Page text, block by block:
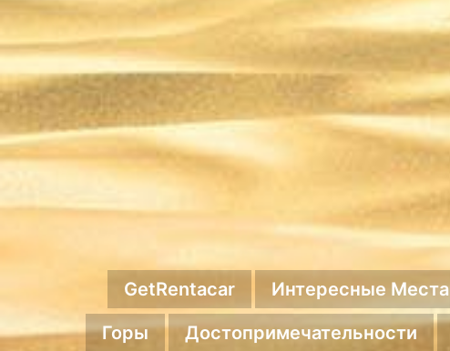
GetRentacar Интересные Места
Горы
Достопримечательности